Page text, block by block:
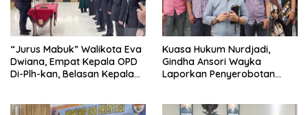
“Jurus Mabuk” Walikota Eva
Dwiana, Empat Kepala OPD
Di-Plh-kan, Belasan Kepala
Kuasa Hukum Nurdjadi,
Gindha Ansori Wayka
Laporkan Penyerobotan